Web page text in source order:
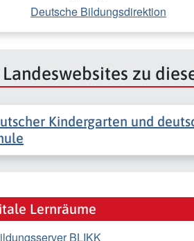
Deutsche Bildungsdirektion
zu
Kindergarten und
Lernräume
BLIKK